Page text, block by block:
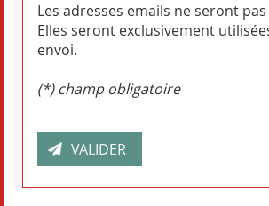
Les adresses emails ne seront
Elles seront exclusivement
envoi.
(*) champ obligatoire